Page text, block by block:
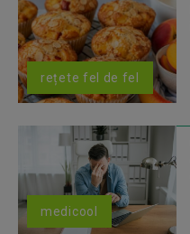
rețete fel de fel
medicool